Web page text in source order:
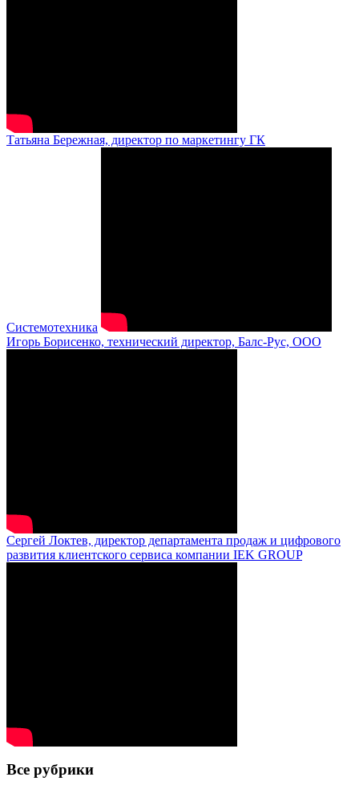
Татьяна Бережная, директор по маркетингу ГК
Системотехника
Игорь Борисенко, технический директор, Балс-Рус, ООО
Сергей Локтев, директор департамента продаж и цифрового
развития клиентского сервиса компании IEK GROUP
Все рубрики